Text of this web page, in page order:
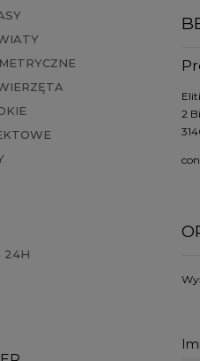
24H
2